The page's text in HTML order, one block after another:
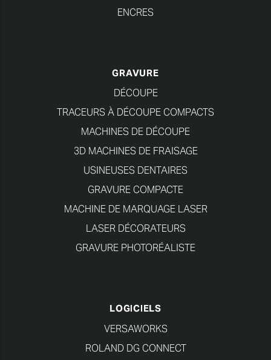
ENCRES
GRAVURE
DÉCOUPE
TRACEURS À DÉCOUPE COMPACTS
MACHINES DE DÉCOUPE
3D MACHINES DE FRAISAGE
USINEUSES DENTAIRES
GRAVURE COMPACTE
MACHINE DE MARQUAGE LASER
LASER DÉCORATEURS
GRAVURE PHOTORÉALISTE
LOGICIELS
VERSAWORKS
ROLAND DG CONNECT